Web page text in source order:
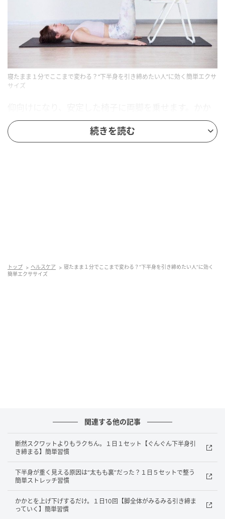
寝たまま１分でここまで変わる？“下半身を引き締めたい人”に効く簡単エクサ
サイズ
とがしっかり座面に当たる位置に調整し、つま先は天
井へ。膝は軽く曲げた状態でOKです。骨盤が傾かない
にじわっと力が入る位置で止め、肩から膝までが一直
線になるイメージでキープします。そのまま一呼吸キ
ープしたら、息を吐きながらゆっくりとお尻を下ろし
ます。ストンと落とさず、最後まで筋肉でコントロー
ルすることがポイント。これを15回を目安に繰り返し
ます。
続きを読む
トップ ヘルスケア
寝たまま１分でここまで変わる？“下半身を引き締めたい人”に効く
簡単エクササイズ
関連する他の記事
断然スクワットよりもラクちん。１日１セット【ぐんぐん下半身引
き締まる】簡単習慣
下半身が重く見える原因は“太もも裏”だった？１日５セットで整う
簡単ストレッチ習慣
かかとを上げ下げするだけ。１日10回【脚全体がみるみる引き締ま
っていく】簡単習慣